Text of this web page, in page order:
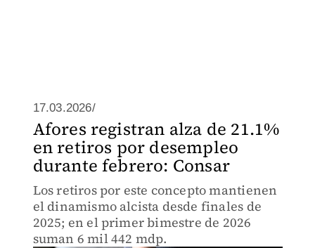
17.03.2026/
Afores registran alza de 21.1%
en retiros por desempleo
durante febrero: Consar
Los retiros por este concepto mantienen
el dinamismo alcista desde finales de
2025; en el primer bimestre de 2026
suman 6 mil 442 mdp.